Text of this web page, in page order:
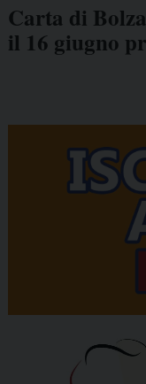
Carta di
il 16 giugno